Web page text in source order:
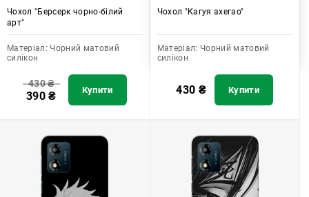
Чохол "Берсерк чорно-білий
арт"
Матеріал: Чорний матовий
силікон
430₴
390₴ Купити
Чохол "Кагуя ахегао"
Матеріал: Чорний матовий
силікон
430 ₴ Купити